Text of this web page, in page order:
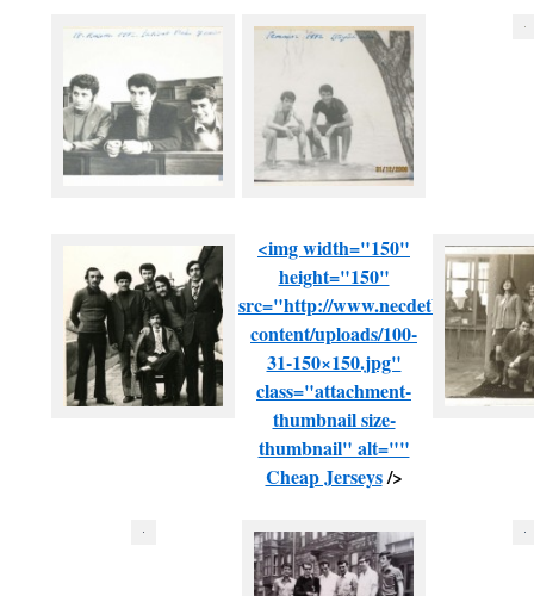
<img width="150"
height="150"
src="http://
content/uploads/100-
31-150×150.jpg"
class="attachment-
thumbnail size-
thumbnail" alt=""
Cheap Jerseys/>